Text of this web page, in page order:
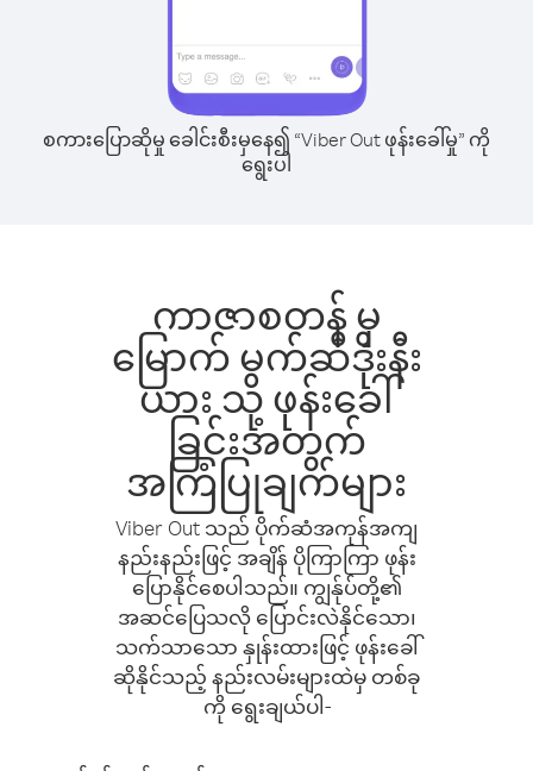
စကားပြောဆိုမှု ခေါင်းစီးမှနေ၍ “Viber Out ဖုန်းခေါ်မှု” ကို
ရွေးပါ
ကာဇာစတန် မှ
မြောက် မက်ဆီဒိုးနီး
ယား သို့ ဖုန်းခေါ်
ခြင်းအတွက်
အကြံပြုချက်များ
Viber Out သည် ပိုက်ဆံအကုန်အကျ
နည်းနည်းဖြင့် အချိန် ပိုကြာကြာ ဖုန်း
ပြောနိုင်စေပါသည်။ ကျွန်ုပ်တို့၏
အဆင်ပြေသလို ပြောင်းလဲနိုင်သော၊
သက်သာသော နှုန်းထားဖြင့် ဖုန်းခေါ်
ဆိုနိုင်သည့် နည်းလမ်းများထဲမှ တစ်ခု
ကို ရွေးချယ်ပါ-